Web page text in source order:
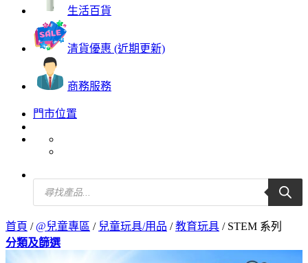
生活百貨
清貨優惠 (近期更新)
商務服務
門市位置
Products
search
首頁 / @兒童專區 / 兒童玩具/用品 / 教育玩具 /STEM 系列
分類及篩選